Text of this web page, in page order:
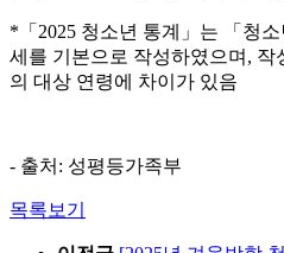
*「2025 청소년 통계」는 「청
세를 기본으로 작성하였으며, 작
의 대상 연령에 차이가 있음
- 출처: 성평등가족부
목록보기